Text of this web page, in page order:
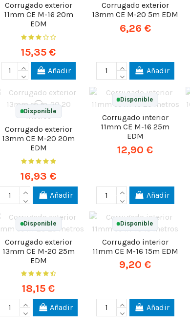
Corrugado exterior
11mm CE M-16 20m
EDM
15,35 €
Añadir
Corrugado exterior
13mm CE M-20 5m EDM
6,26 €
Añadir
Disponible
Corrugado exterior
13mm CE M-20 20m
EDM
16,93 €
Añadir
Disponible
Corrugado interior
11mm CE M-16 25m
EDM
12,90 €
Añadir
Disponible
Corrugado exterior
13mm CE M-20 25m
EDM
18,15 €
Añadir
Disponible
Corrugado interior
11mm CE M-16 15m EDM
9,20 €
Añadir